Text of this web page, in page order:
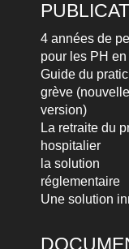
4 années de
pour les PH
Guide du
grève (nouvelle
version)
La retraite du
hospitalier
la solution
réglementaire
Une solution